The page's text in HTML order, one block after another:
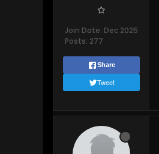
Join Date: Dec 2025
Posts: 277
Share
Tweet